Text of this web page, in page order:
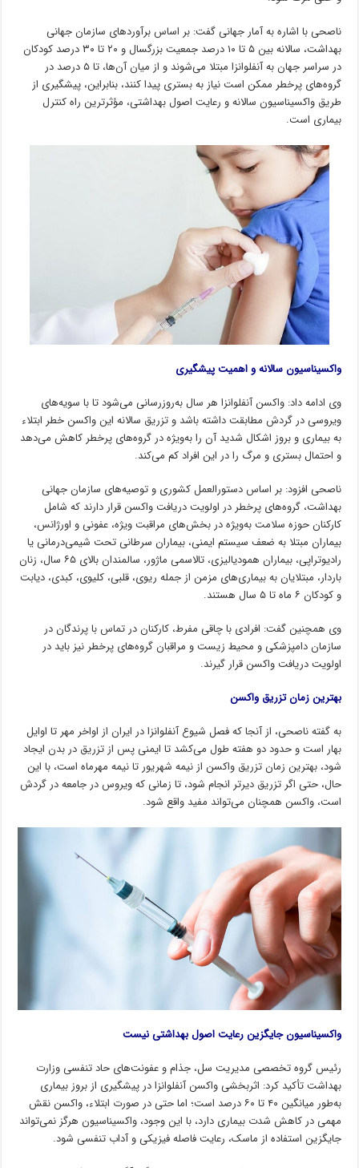
ناصحی با اشاره به آمار جهانی گفت: بر اساس برآوردهای سازمان جهانی
بهداشت، سالانه بین ۵ تا ۱۰ درصد جمعیت بزرگسال و ۲۰ تا ۳۰ درصد کودکان
در سراسر جهان به آنفلوانزا مبتلا می‌شوند و از میان آن‌ها، تا ۵ درصد در
گروه‌های پرخطر ممکن است نیاز به بستری پیدا کنند، بنابراین، پیشگیری از
طریق واکسیناسیون سالانه و رعایت اصول بهداشتی، مؤثرترین راه کنترل
بیماری است.
واکسیناسیون سالانه و اهمیت پیشگیری
وی ادامه داد: واکسن آنفلوانزا هر سال به‌روزرسانی می‌شود تا با سویه‌های
ویروسی در گردش مطابقت داشته باشد و تزریق سالانه این واکسن خطر ابتلاء
به بیماری و بروز اشکال شدید آن را به‌ویژه در گروه‌های پرخطر کاهش می‌دهد
و احتمال بستری و مرگ را در این افراد کم می‌کند.
ناصحی افزود: بر اساس دستورالعمل کشوری و توصیه‌های سازمان جهانی
بهداشت، گروه‌های پرخطر در اولویت دریافت واکسن قرار دارند که شامل
کارکنان حوزه سلامت به‌ویژه در بخش‌های مراقبت ویژه، عفونی و اورژانس،
بیماران مبتلا به ضعف سیستم ایمنی، بیماران سرطانی تحت شیمی‌درمانی یا
رادیوتراپی، بیماران همودیالیزی، تالاسمی ماژور، سالمندان بالای ۶۵ سال، زنان
باردار، مبتلایان به بیماری‌های مزمن از جمله ریوی، قلبی، کلیوی، کبدی، دیابت
و کودکان ۶ ماه تا ۵ سال هستند.
وی همچنین گفت: افرادی با چاقی مفرط، کارکنان در تماس با پرندگان در
سازمان دامپزشکی و محیط زیست و مراقبان گروه‌های پرخطر نیز باید در
اولویت دریافت واکسن قرار گیرند.
بهترین زمان تزریق واکسن
به گفته ناصحی، از آنجا که فصل شیوع آنفلوانزا در ایران از اواخر مهر تا اوایل
بهار است و حدود دو هفته طول می‌کشد تا ایمنی پس از تزریق در بدن ایجاد
شود، بهترین زمان تزریق واکسن از نیمه شهریور تا نیمه مهرماه است، با این
حال، حتی اگر تزریق دیرتر انجام شود، تا زمانی که ویروس در جامعه در گردش
است، واکسن همچنان می‌تواند مفید واقع شود.
واکسیناسیون جایگزین رعایت اصول بهداشتی نیست
رئیس گروه تخصصی مدیریت سل، جذام و عفونت‌های حاد تنفسی وزارت
بهداشت تأکید کرد: اثربخشی واکسن آنفلوانزا در پیشگیری از بروز بیماری
به‌طور میانگین ۴۰ تا ۶۰ درصد است؛ اما حتی در صورت ابتلاء، واکسن نقش
مهمی در کاهش شدت بیماری دارد، با این وجود، واکسیناسیون هرگز نمی‌تواند
جایگزین استفاده از ماسک، رعایت فاصله فیزیکی و آداب تنفسی شود.